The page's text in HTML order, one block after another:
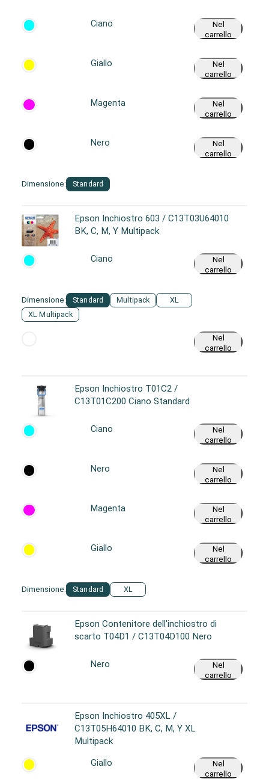
Dimensione: Standard
Ciano
Nel
carrello
Giallo
Nel
carrello
Magenta
Nel
carrello
Nero
Nel
carrello
Epson Inchiostro 603 / C13T03U64010
BK, C, M, Y Multipack
Dimensione: Standard Multipack
XL
XL Multipack
Ciano
Nel
carrello
Nel
carrello
Epson Inchiostro T01C2 /
C13T01C200 Ciano Standard
Dimensione: Standard XL
Ciano
Nel
carrello
Nero
Nel
carrello
Magenta
Nel
carrello
Giallo
Nel
carrello
Epson Contenitore dell'inchiostro di
scarto T04D1 / C13T04D100 Nero
Nero
Nel
carrello
Epson Inchiostro 405XL /
C13T05H64010 BK, C, M, Y XL
Multipack
Giallo
Nel
carrello